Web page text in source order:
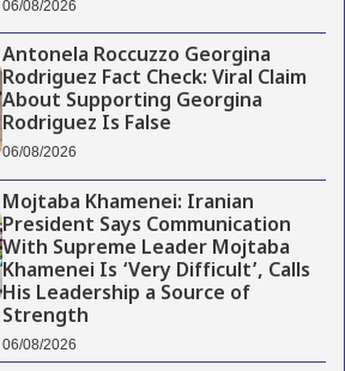
06/08/2026
Antonela Roccuzzo Georgina
Rodriguez Fact Check: Viral Claim
About Supporting Georgina
Rodriguez Is False
06/08/2026
Mojtaba Khamenei: Iranian
President Says Communication
With Supreme Leader Mojtaba
Khamenei Is ‘Very Difficult’, Calls
His Leadership a Source of
Strength
06/08/2026